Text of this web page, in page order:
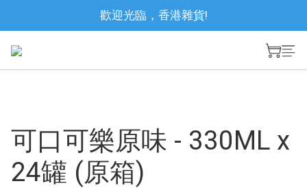
歡迎光臨，香港雜貨!
可口可樂原味 - 330ML x
24罐 (原箱)